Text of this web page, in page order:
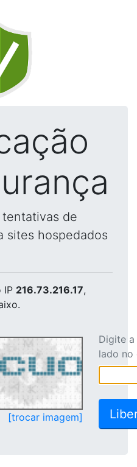
de
sites hospedados
IP 216.73.216.17,
[trocar imagem]
Digite
lado no